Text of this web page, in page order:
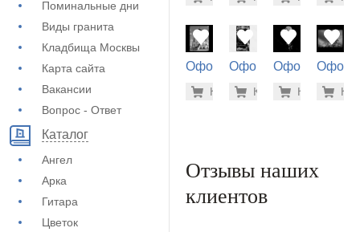
Поминальные дни
Виды гранита
Кладбища Москвы
Карта сайта
Вакансии
Вопрос - Ответ
Каталог
Ангел
Арка
Гитара
Цветок
Оформление
(71-732)
-7% 1.900
Купить
Оформление
(72-618)
-7%
Купить
Оформление
(71-415)
-
Купить(71-
Отзывы наших
клиентов